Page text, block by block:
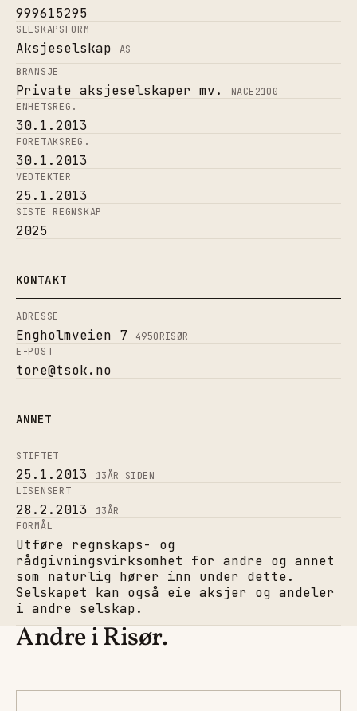
999615295
SELSKAPSFORM
Aksjeselskap
AS
BRANSJE
Private aksjeselskaper mv. NACE2100
ENHETSREG.
30.1.2013
FORETAKSREG.
30.1.2013
VEDTEKTER
25.1.2013
SISTE REGNSKAP
2025
KONTAKT
ADRESSE
Engholmveien 7 4950RISØR
E-POST
tore@tsok.no
ANNET
STIFTET
25.1.2013 13ÅR SIDEN
LISENSERT
28.2.2013 13ÅR
FORMÅL
Utføre regnskaps- og
rådgivningsvirksomhet for andre og annet
som naturlig hører inn under dette.
Selskapet kan også eie aksjer og andeler
i andre selskap.
Andre i Risør.